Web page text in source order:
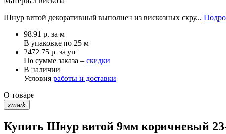
Шнур витой декоративный выполнен из вискозных скру...
98.91 р. за м
В упаковке по 25 м
2472.75 р. за уп.
По сумме заказа – скидки
В наличии
Условия работы и доставки
О товаре
xmark
Купить Шнур витой 9мм коричневый 23-